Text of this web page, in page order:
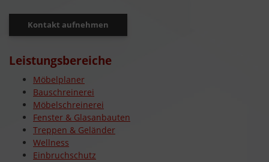
Kontakt aufnehmen
Leistungsbereiche
Möbelplaner
Bauschreinerei
Möbelschreinerei
Fenster & Glasanbauten
Treppen & Geländer
Wellness
Einbruchschutz